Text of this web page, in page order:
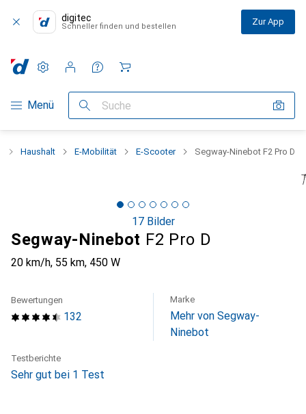
digitec
Schneller finden und bestellen Zur App
Navigation nach Kategorien
Menü Suche
Einstellungen
Kundenkonto
Vergleichslisten
Merklisten
Warenkorb
Haushalt E-Mobilität E-Scooter Segway-Ninebot F2 Pro D
17 Bilder
Segway-Ninebot F2 Pro D
20 km/h, 55 km, 450 W
132
Bewertungen Marke
Mehr von Segway-
Ninebot
Testberichte
Sehr gut bei 1 Test